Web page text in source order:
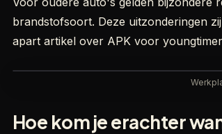
brandstofsoort. Deze uitzonderingen
apart artikel over APK voor
Hoe kom je erachter